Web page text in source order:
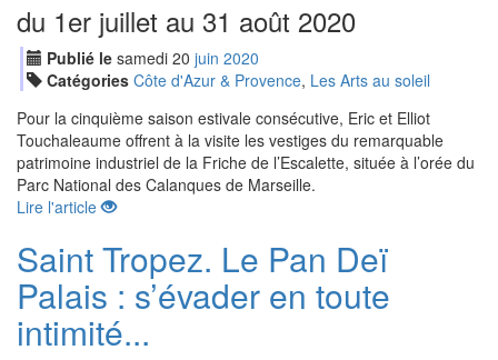
du 1er juillet au 31 août 2020
Publié le samedi 20 juin 2020
Catégories Côte d'Azur & Provence, Les Arts au soleil
Pour la cinquième saison estivale consécutive, Eric et Elliot
Touchaleaume offrent à la visite les vestiges du remarquable
patrimoine industriel de la Friche de l’Escalette, située à l’orée du
Parc National des Calanques de Marseille.
Lire l'article
Saint Tropez. Le Pan Deï
Palais : s’évader en toute
intimité...